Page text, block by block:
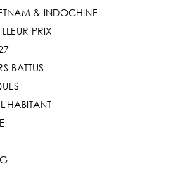
& INDOCHINE
PRIX
BATTUS